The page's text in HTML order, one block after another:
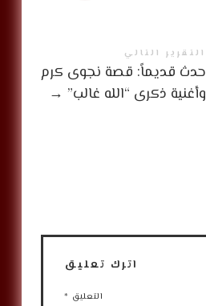
التقرير التالي
حدث قديماً: قصة نجوى كرم
وأغنية ذكرى “الله غالب” →
اترك تعليق
التعليق *